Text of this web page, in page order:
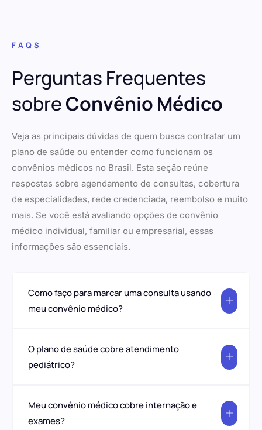
FAQS
Perguntas Frequentes
sobreConvênio Médico
Veja as principais dúvidas de quem busca contratar um
plano de saúde ou entender como funcionam os
convênios médicos no Brasil. Esta seção reúne
respostas sobre agendamento de consultas, cobertura
de especialidades, rede credenciada, reembolso e muito
mais. Se você está avaliando opções de convênio
médico individual, familiar ou empresarial, essas
informações são essenciais.
Como faço para marcar uma consulta usando
meu convênio médico?
O plano de saúde cobre atendimento
pediátrico?
Meu convênio médico cobre internação e
exames?